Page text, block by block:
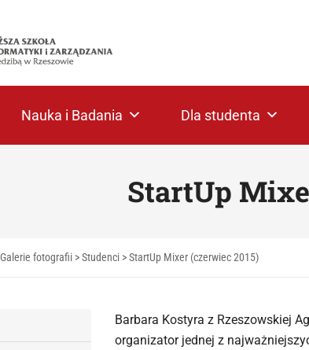
Nauka i Badania Dla studenta
StartUp
Galerie fotografii >Studenci >StartUp Mixer (czerwiec 2015)
Barbara Kostyra z Rzeszowskiej
organizator jednej z